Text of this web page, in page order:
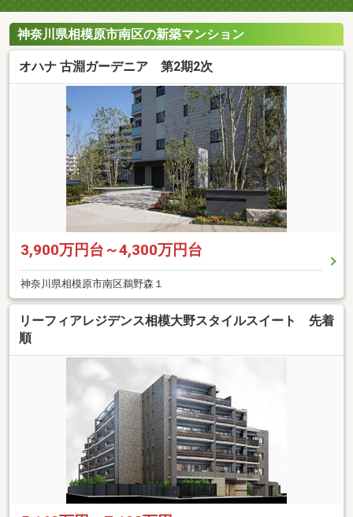
神奈川県相模原市南区の新築マンション
オハナ 古淵ガーデニア 第2期2次
3,900万円台～4,300万円台
神奈川県相模原市南区鵜野森１
リーフィアレジデンス相模大野スタイルスイート 先着
順